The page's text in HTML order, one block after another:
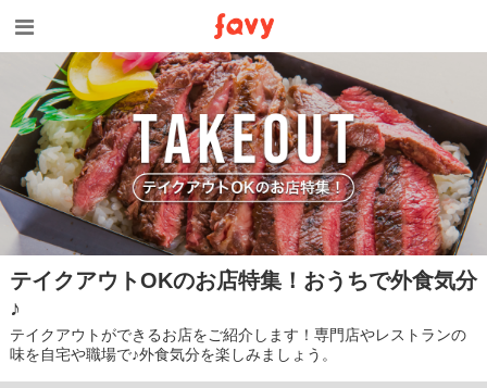
テイクアウトOKのお店特集！おうちで外食気分
♪
テイクアウトができるお店をご紹介します！専門店やレストランの
味を自宅や職場で♪外食気分を楽しみましょう。